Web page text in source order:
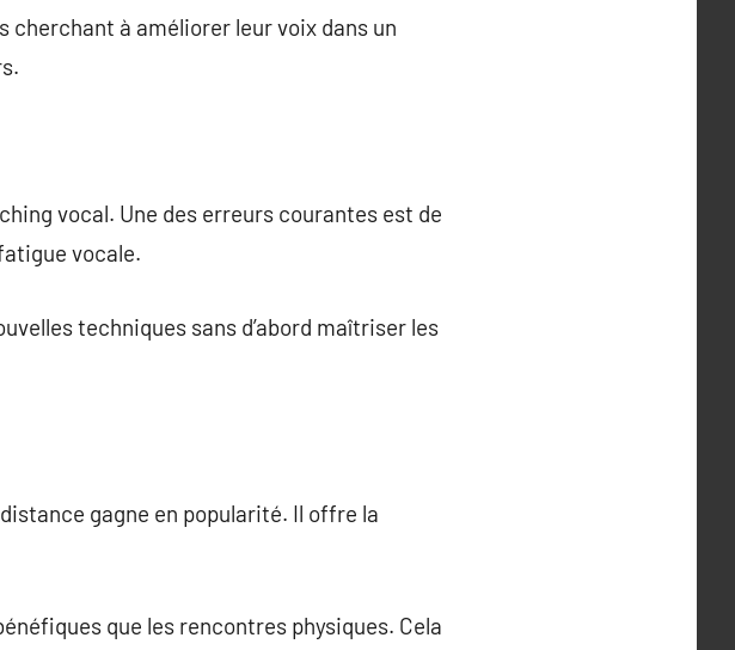
à améliorer leur voix dans un
vocal. Une des erreurs courantes est de
vocale.
techniques sans d’abord maîtriser les
gagne en popularité. Il offre la
que les rencontres physiques. Cela